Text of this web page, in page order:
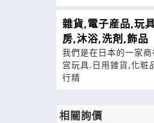
雜貨,電子産品,玩
房,沐浴,洗剤,飾品
我們是在日本的一家
営玩具.日用雑貨,化粧
行精
相關詢價